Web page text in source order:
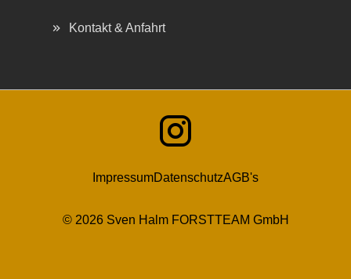
Kontakt & Anfahrt
© 2026 Sven Halm FORSTTEAM GmbH
ImpressumDatenschutzAGB's